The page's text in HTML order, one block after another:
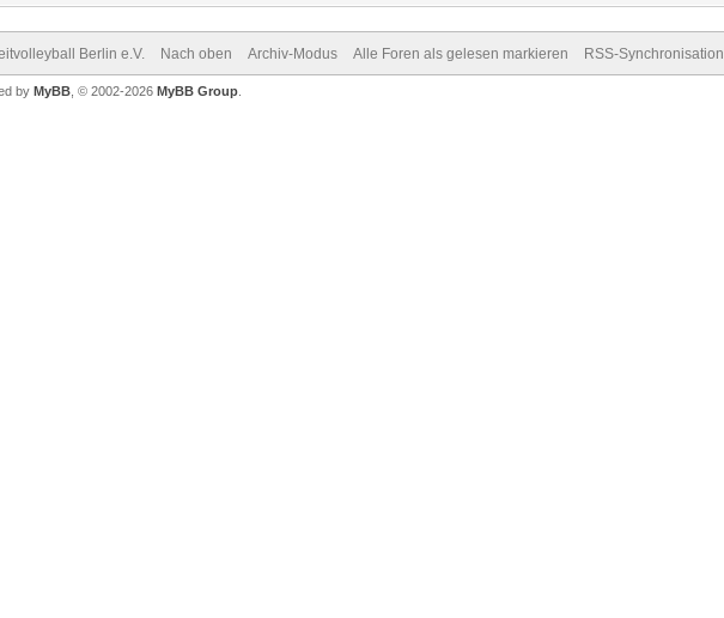
Berlin e.V. Nach oben Archiv-Modus Alle Foren als gelesen markieren RSS-Synchronisation
by MyBB, © 2002-2026 MyBB Group.